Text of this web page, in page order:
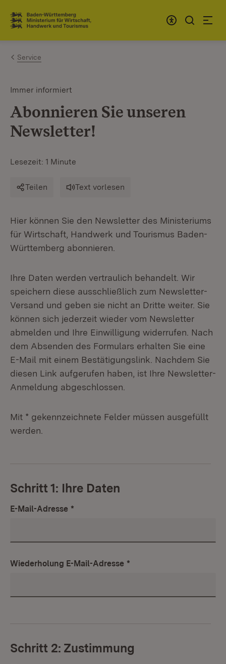
Zum Inhalt springen
Link zur Startseite
Service
Immer informiert
Abonnieren Sie unseren
Newsletter!
Lesezeit: 1 Minute
Teilen Text vorlesen
Hier können Sie den Newsletter des Ministeriums
für Wirtschaft, Handwerk und Tourismus Baden-
Württemberg abonnieren.
Ihre Daten werden vertraulich behandelt. Wir
speichern diese ausschließlich zum Newsletter-
Versand und geben sie nicht an Dritte weiter. Sie
können sich jederzeit wieder vom Newsletter
abmelden und Ihre Einwilligung widerrufen. Nach
dem Absenden des Formulars erhalten Sie eine
E-Mail mit einem Bestätigungslink. Nachdem Sie
diesen Link aufgerufen haben, ist Ihre Newsletter-
Anmeldung abgeschlossen.
Mit * gekennzeichnete Felder müssen ausgefüllt
werden.
Schritt 1: Ihre Daten
E-Mail-Adresse *
Wiederholung E-Mail-Adresse *
Schritt 2: Zustimmung